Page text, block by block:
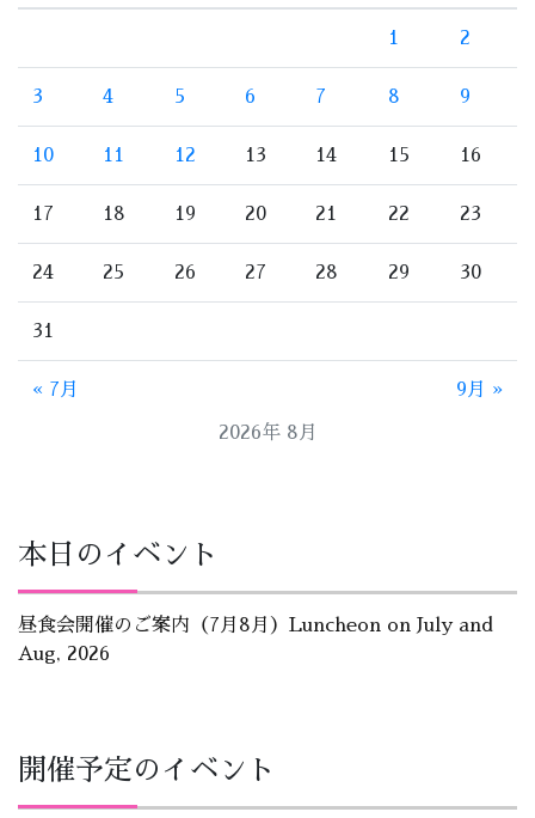
2026年 8月
1 2
3 4 5 6 7 8 9
10 11 12 13 14 15 16
17 18 19 20 21 22 23
24 25 26 27 28 29 30
31
« 7月 9月 »
本日のイベント
昼食会開催のご案内（7月8月）Luncheon on July and
Aug, 2026
開催予定のイベント